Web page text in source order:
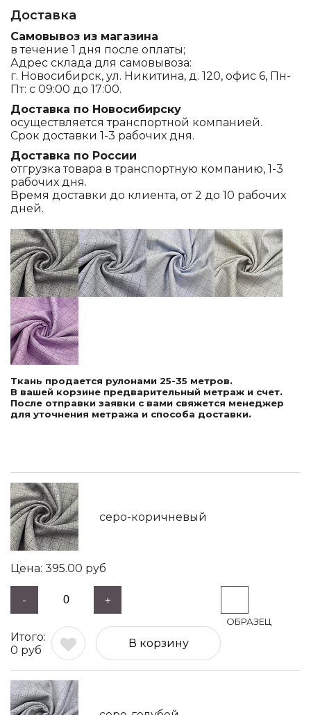
Доставка
Самовывоз из магазина
в течение 1 дня после оплаты;
Адрес склада для самовывоза:
г. Новосибирск, ул. Никитина, д. 120, офис 6, Пн-
Пт: с 09:00 до 17:00.
Доставка по Новосибирску
осуществляется транспортной компанией.
Срок доставки 1-3 рабочих дня.
Доставка по России
отгрузка товара в транспортную компанию, 1-3
рабочих дня.
Время доставки до клиента, от 2 до 10 рабочих
дней.
Ткань продается рулонами 25-35 метров.
В вашей корзине предварительный метраж и счет.
После отправки заявки с вами свяжется менеджер
для уточнения метража и способа доставки.
серо-коричневый
395.00 руб
- +
0 руб
В корзину